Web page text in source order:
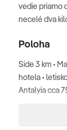
vedie priamo
necelé dva
Poloha
Side 3 km •
hotela •
Antalyia cca